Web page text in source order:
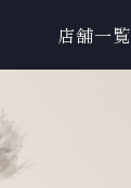
店舗一覧